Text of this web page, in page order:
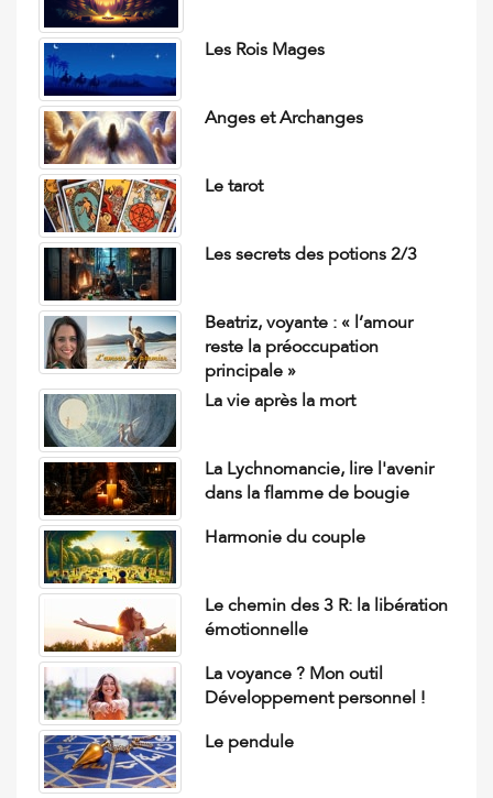
Les Rois Mages
Anges et Archanges
Le tarot
Les secrets des potions 2/3
Beatriz, voyante : « l’amour
reste la préoccupation
principale »
La vie après la mort
La Lychnomancie, lire l'avenir
dans la flamme de bougie
Harmonie du couple
Le chemin des 3 R: la libération
émotionnelle
La voyance ? Mon outil
Développement personnel !
Le pendule